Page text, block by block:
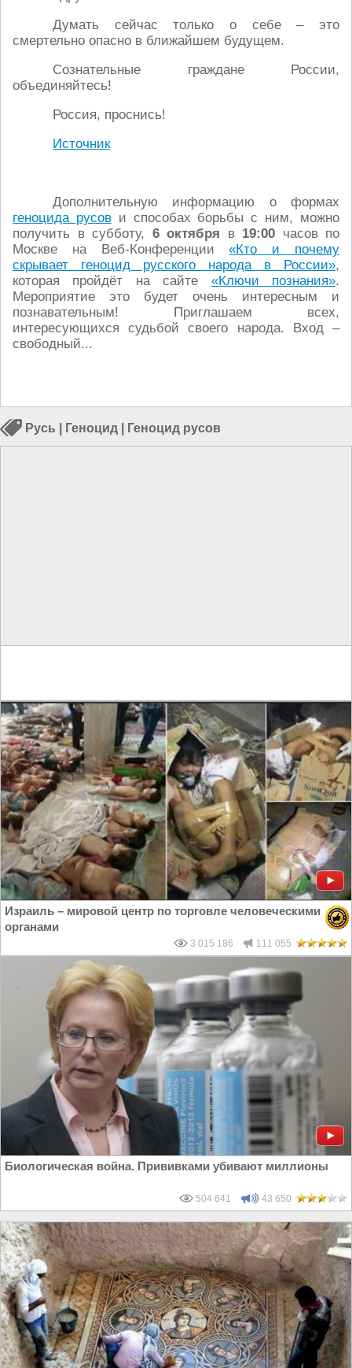
Думать сейчас только о себе – это
смертельно опасно в ближайшем будущем.
Сознательные граждане России,
объединяйтесь!
Россия, проснись!
Источник
Дополнительную информацию о формах
геноцида русови способах борьбы с ним, можно
получить в субботу, 6 октября в 19:00 часов по
Москве на Веб-Конференции«Кто и почему
скрывает геноцид русского народа в России»,
которая пройдёт на сайте «Ключи познания».
Мероприятие это будет очень интересным и
познавательным! Приглашаем всех,
интересующихся судьбой своего народа. Вход –
свободный...
Русь Геноцид Геноцид русов
Израиль – мировой центр по торговле человеческими
органами
3 015 186 111 055
Биологическая война. Прививками убивают миллионы
504 641 43 650